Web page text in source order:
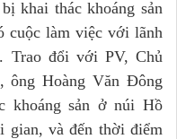
khai thác khoáng sản
cuộc làm việc với lãnh
Trao đổi với PV, Chủ
ông Hoàng Văn Đông
khoáng sản ở núi Hồ
gian, và đến thời điểm